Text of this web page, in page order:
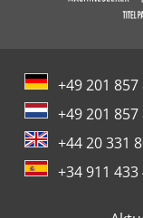
+49 201 857
+49 201 857
+44 20 331
+34 911 433